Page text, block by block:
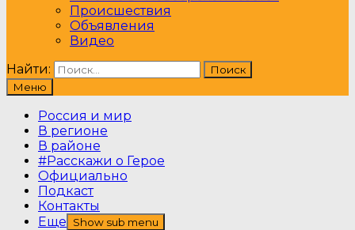
Происшествия
Объявления
Видео
Найти:
Меню
Россия и мир
В регионе
В районе
#Расскажи о Герое
Официально
Подкаст
Контакты
Еще
Show sub menu